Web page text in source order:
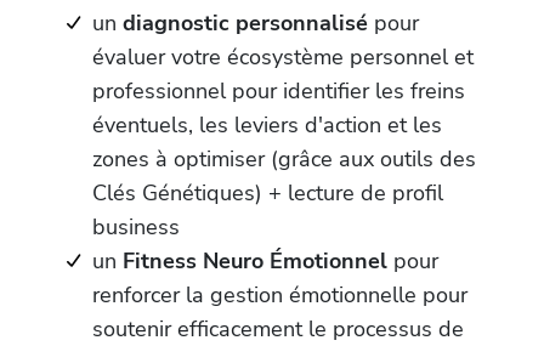
un diagnostic personnalisé pour
évaluer votre écosystème personnel et
professionnel pour identifier les freins
éventuels, les leviers d'action et les
zones à optimiser (grâce aux outils des
Clés Génétiques) + lecture de profil
business
un Fitness Neuro Émotionnel pour
renforcer la gestion émotionnelle pour
soutenir efficacement le processus de